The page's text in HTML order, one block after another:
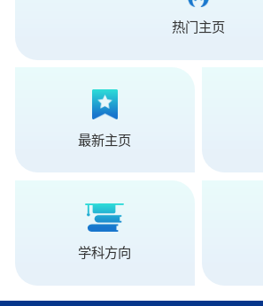
热门主页
最新主页
学科方向